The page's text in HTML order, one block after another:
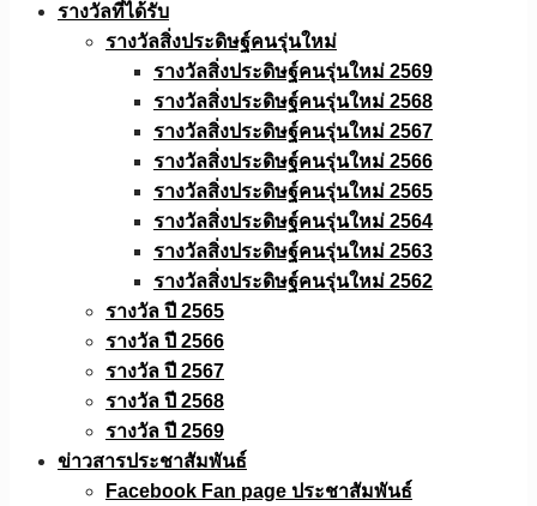
รางวัลที่ได้รับ
รางวัลสิ่งประดิษฐ์คนรุ่นใหม่
รางวัลสิ่งประดิษฐ์คนรุ่นใหม่ 2569
รางวัลสิ่งประดิษฐ์คนรุ่นใหม่ 2568
รางวัลสิ่งประดิษฐ์คนรุ่นใหม่ 2567
รางวัลสิ่งประดิษฐ์คนรุ่นใหม่ 2566
รางวัลสิ่งประดิษฐ์คนรุ่นใหม่ 2565
รางวัลสิ่งประดิษฐ์คนรุ่นใหม่ 2564
รางวัลสิ่งประดิษฐ์คนรุ่นใหม่ 2563
รางวัลสิ่งประดิษฐ์คนรุ่นใหม่ 2562
รางวัล ปี 2565
รางวัล ปี 2566
รางวัล ปี 2567
รางวัล ปี 2568
รางวัล ปี 2569
ข่าวสารประชาสัมพันธ์
Facebook Fan page ประชาสัมพันธ์